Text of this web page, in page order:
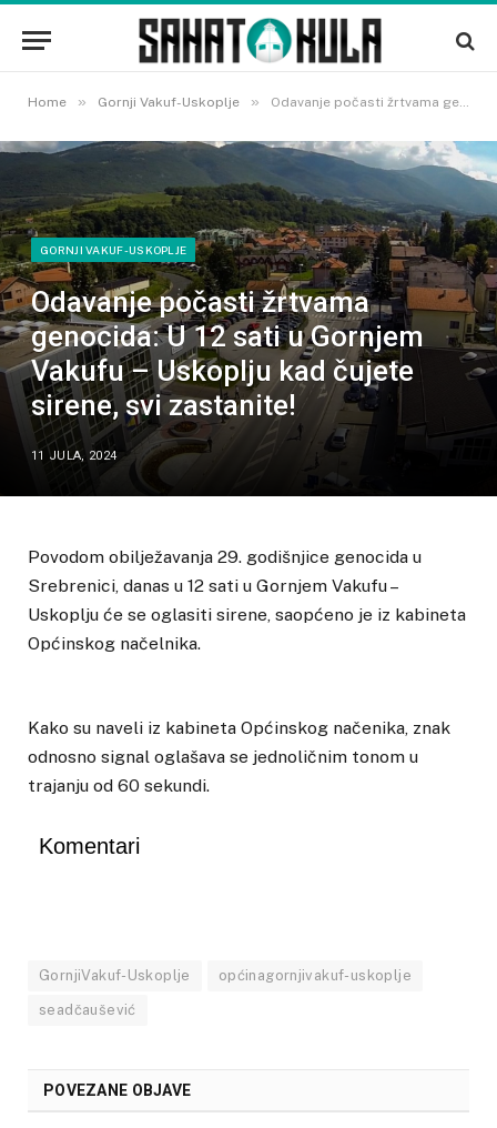
Home » Gornji Vakuf-Uskoplje » Odavanje počasti žrtvama genocida: U 12 sati u Gornjem Vakufu – Uskoplju kad čujete sirene, svi zastanite!
GORNJI VAKUF-USKOPLJE
Odavanje počasti žrtvama
genocida: U 12 sati u Gornjem
Vakufu – Uskoplju kad čujete
sirene, svi zastanite!
11 JULA, 2024
Povodom obilježavanja 29. godišnjice genocida u
Srebrenici, danas u 12 sati u Gornjem Vakufu –
Uskoplju će se oglasiti sirene, saopćeno je iz kabineta
Općinskog načelnika.
Kako su naveli iz kabineta Općinskog načenika, znak
odnosno signal oglašava se jednoličnim tonom u
trajanju od 60 sekundi.
Komentari
GornjiVakuf-Uskoplje općinagornjivakuf-uskoplje
seadčaušević
POVEZANE OBJAVE